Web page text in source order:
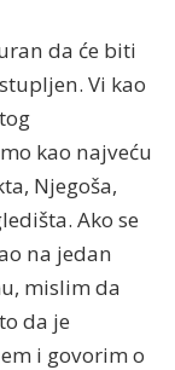
da će biti
Vi kao
kao najveću
Njegoša,
Ako se
na jedan
mislim da
da je
i govorim o